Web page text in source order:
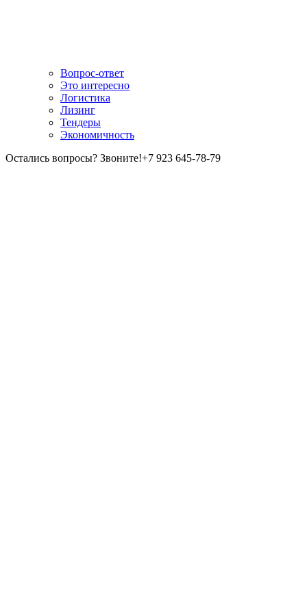
Вопрос-ответ
Это интересно
Логистика
Лизинг
Тендеры
Экономичность
Остались вопросы? Звоните!+7 923 645-78-79